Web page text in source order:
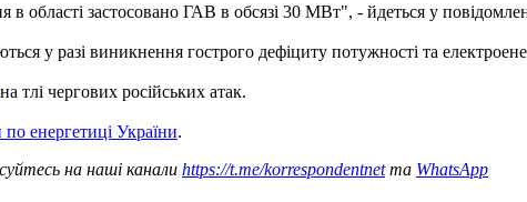
області застосовано ГАВ в обсязі 30 МВт", - йдеться у
у разі виникнення гострого дефіциту потужності та
тлі чергових російських атак.
енергетиці України.
на наші канали https://t.me/korrespondentnetта WhatsApp